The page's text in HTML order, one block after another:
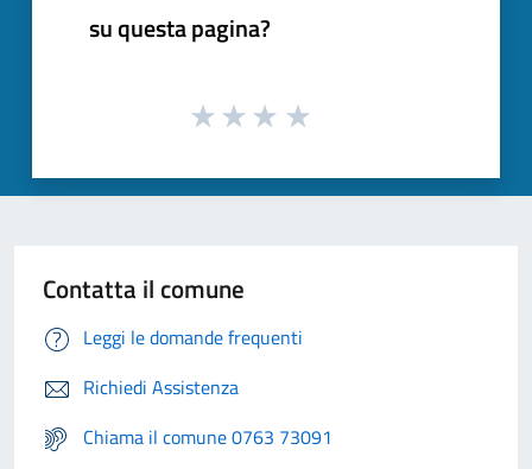
su questa pagina?
Contatta il comune
Leggi le domande frequenti
Richiedi Assistenza
Chiama il comune 0763 73091